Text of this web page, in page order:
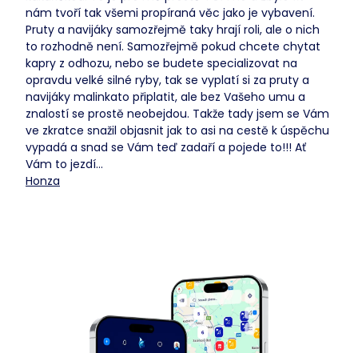
nám tvoří tak všemi propíraná věc jako je vybavení.
Pruty a navijáky samozřejmě taky hrají roli, ale o nich
to rozhodně není. Samozřejmě pokud chcete chytat
kapry z odhozu, nebo se budete specializovat na
opravdu velké silné ryby, tak se vyplatí si za pruty a
navijáky malinkato připlatit, ale bez Vašeho umu a
znalostí se prostě neobejdou. Takže tady jsem se Vám
ve zkratce snažil objasnit jak to asi na cestě k úspěchu
vypadá a snad se Vám teď zadaří a pojede to!!! Ať
Vám to jezdí...
Honza